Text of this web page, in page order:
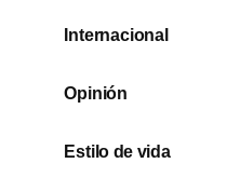
Internacional
Opinión
Estilo de vida